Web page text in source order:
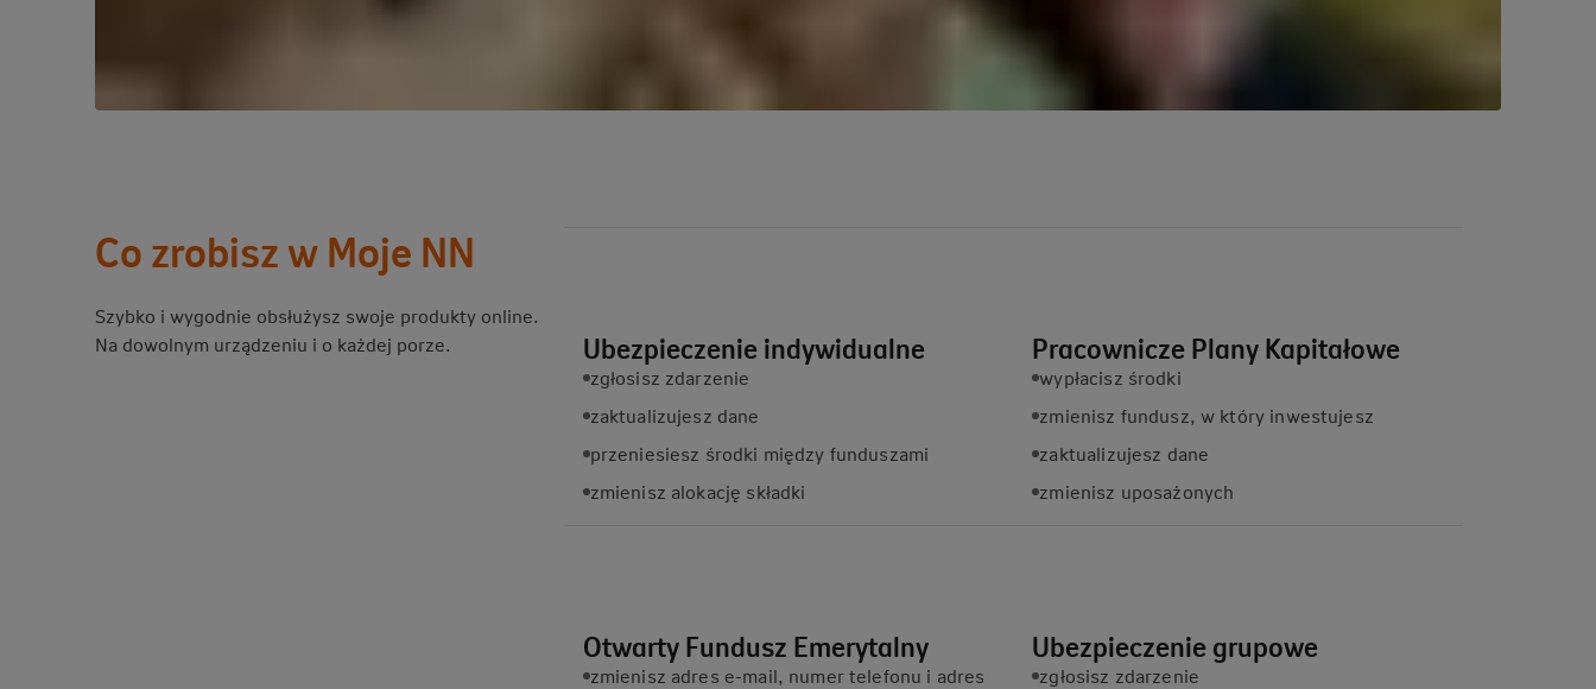
Co zrobisz w Moje NN
Szybko i wygodnie obsłużysz swoje produkty online.
Na dowolnym urządzeniu i o każdej porze.
Ubezpieczenie indywidualne
zgłosisz zdarzenie
zaktualizujesz dane
przeniesiesz środki między funduszami
zmienisz alokację składki
Pracownicze Plany Kapitałowe
wypłacisz środki
zmienisz fundusz, w który inwestujesz
zaktualizujesz dane
zmienisz uposażonych
Otwarty Fundusz Emerytalny
zmienisz adres e-mail, numer telefonu i adres
Ubezpieczenie grupowe
zgłosisz zdarzenie